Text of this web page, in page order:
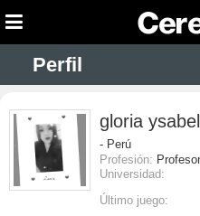
Perfil
gloria
- Perú
Profesión:
Universidad:
Último juego: